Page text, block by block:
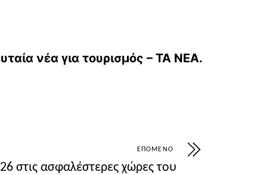
enilikontis-modas-kai-stin-ellada/
νέα για τουρισμός – ΤΑ ΝΕΑ.
ΕΠΌΜΕΝΟ
στις ασφαλέστερες χώρες του